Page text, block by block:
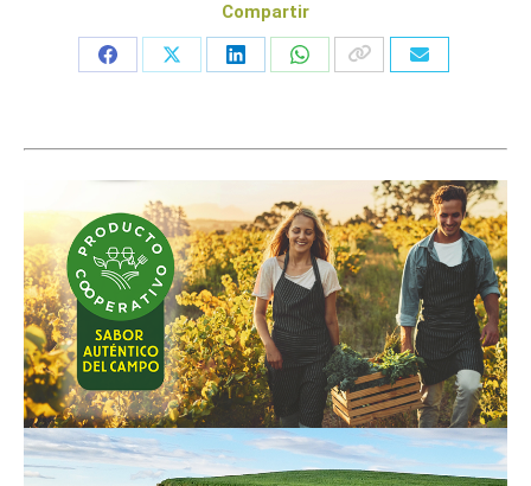
Compartir
Share
Share
Share
Share